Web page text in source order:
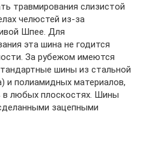
травмирования слизистой
челюстей из-за
Шпее. Для
эта шина не годится
За рубежом имеются
шины из стальной
и полиамидных материалов,
любых плоскостях. Шины
зацепными